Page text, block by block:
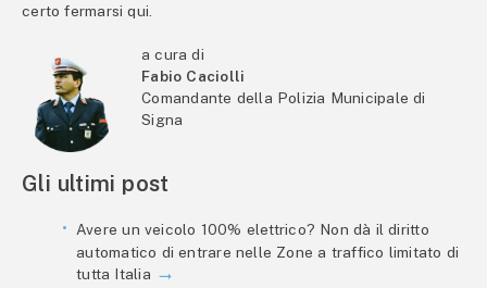
certo fermarsi qui.
a cura di
Fabio Caciolli
Comandante della Polizia Municipale di
Signa
Gli ultimi post
Avere un veicolo 100% elettrico? Non dà il diritto
automatico di entrare nelle Zone a traffico limitato di
tutta Italia